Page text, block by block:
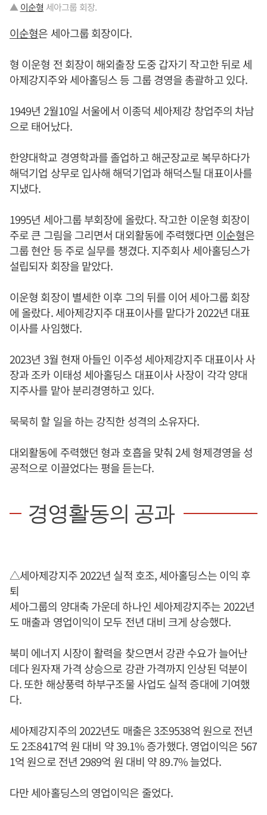
▲ 이순형 세아그룹 회장.
이순형은 세아그룹 회장이다.
형 이운형 전 회장이 해외출장 도중 갑자기 작고한 뒤로 세
아제강지주와 세아홀딩스 등 그룹 경영을 총괄하고 있다.
1949년 2월10일 서울에서 이종덕 세아제강 창업주의 차남
으로 태어났다.
한양대학교 경영학과를 졸업하고 해군장교로 복무하다가
해덕기업 상무로 입사해 해덕기업과 해덕스틸 대표이사를
지냈다.
1995년 세아그룹 부회장에 올랐다. 작고한 이운형 회장이
주로 큰 그림을 그리면서 대외활동에 주력했다면 이순형은
그룹 현안 등 주로 실무를 챙겼다. 지주회사 세아홀딩스가
설립되자 회장을 맡았다.
이운형 회장이 별세한 이후 그의 뒤를 이어 세아그룹 회장
에 올랐다. 세아제강지주 대표이사를 맡다가 2022년 대표
이사를 사임했다.
2023년 3월 현재 아들인 이주성 세아제강지주 대표이사 사
장과 조카 이태성 세아홀딩스 대표이사 사장이 각각 양대
지주사를 맡아 분리경영하고 있다.
묵묵히 할 일을 하는 강직한 성격의 소유자다.
대외활동에 주력했던 형과 호흡을 맞춰 2세 형제경영을 성
공적으로 이끌었다는 평을 듣는다.
경영활동의 공과
△세아제강지주 2022년 실적 호조, 세아홀딩스는 이익 후
퇴
세아그룹의 양대축 가운데 하나인 세아제강지주는 2022년
도 매출과 영업이익이 모두 전년 대비 크게 상승했다.
북미 에너지 시장이 활력을 찾으면서 강관 수요가 늘어난
데다 원자재 가격 상승으로 강관 가격까지 인상된 덕분이
다. 또한 해상풍력 하부구조물 사업도 실적 증대에 기여했
다.
세아제강지주의 2022년도 매출은 3조9538억 원으로 전년
도 2조8417억 원 대비 약 39.1% 증가했다. 영업이익은 567
1억 원으로 전년 2989억 원 대비 약 89.7% 늘었다.
다만 세아홀딩스의 영업이익은 줄었다.